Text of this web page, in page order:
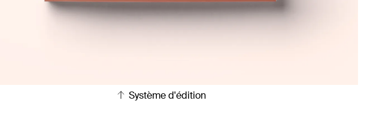
Système d'édition